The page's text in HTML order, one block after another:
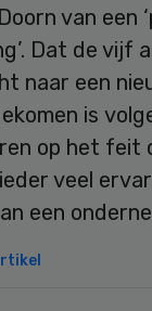
van een
Dat de vijf
naar een
is
op het feit
veel
een